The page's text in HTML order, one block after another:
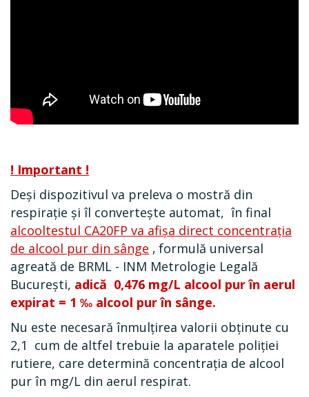
! Important !
Deși dispozitivul va preleva o mostră din
respirație și îl convertește automat, în final
alcooltestul CA20FP va afișa direct concentrația
de alcool pur din sânge , formulă universal
agreată de BRML - INM Metrologie Legală
București, adică 0,476 mg/L alcool pur în aerul
expirat = 1 ‰ alcool pur în sânge.
Nu este necesară înmulțirea valorii obținute cu
2,1 cum de altfel trebuie la aparatele poliției
rutiere, care determină concentrația de alcool
pur în mg/L din aerul respirat.